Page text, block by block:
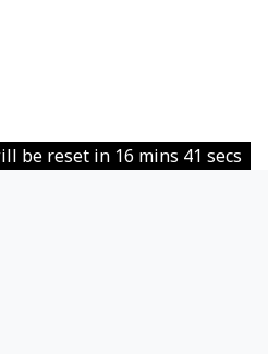
be reset in 16 mins 41 secs